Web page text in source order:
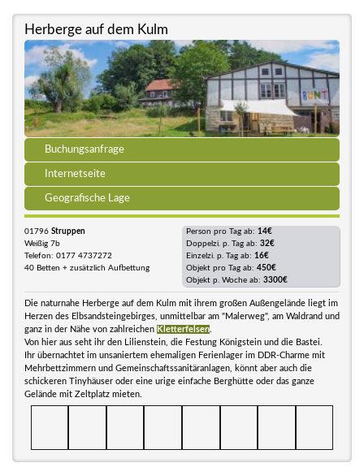
Herberge auf dem Kulm
Buchungsanfrage
Internetseite
Geografische Lage
01796 Struppen
Weißig 7b
Telefon: 0177 4737272
40 Betten + zusätzlich Aufbettung
Person pro Tag ab: 14€
Doppelzi. p. Tag ab: 32€
Einzelzi. p. Tag ab: 16€
Objekt pro Tag ab: 450€
Objekt p. Woche ab: 3300€
Die naturnahe Herberge auf dem Kulm mit ihrem großen Außengelände liegt im
Herzen des Elbsandsteingebirges, unmittelbar am "Malerweg", am Waldrand und
ganz in der Nähe von zahlreichen Kletterfelsen
Von hier aus seht ihr den Lilienstein, die Festung Königstein und die Bastei.
Ihr übernachtet im unsaniertem ehemaligen Ferienlager im DDR-Charme mit
Mehrbettzimmern und Gemeinschaftssanitäranlagen, könnt aber auch die
schickeren Tinyhäuser oder eine urige einfache Berghütte oder das ganze
Gelände mit Zeltplatz mieten.